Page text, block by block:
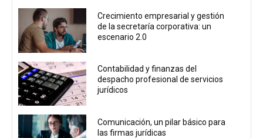
Crecimiento empresarial y gestión
de la secretaría corporativa: un
escenario 2.0
Contabilidad y finanzas del
despacho profesional de servicios
jurídicos
Comunicación, un pilar básico para
las firmas jurídicas